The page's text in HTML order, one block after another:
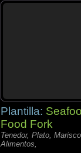
Plantilla:
Food Fork
Tenedor, Plato,
Alimentos,